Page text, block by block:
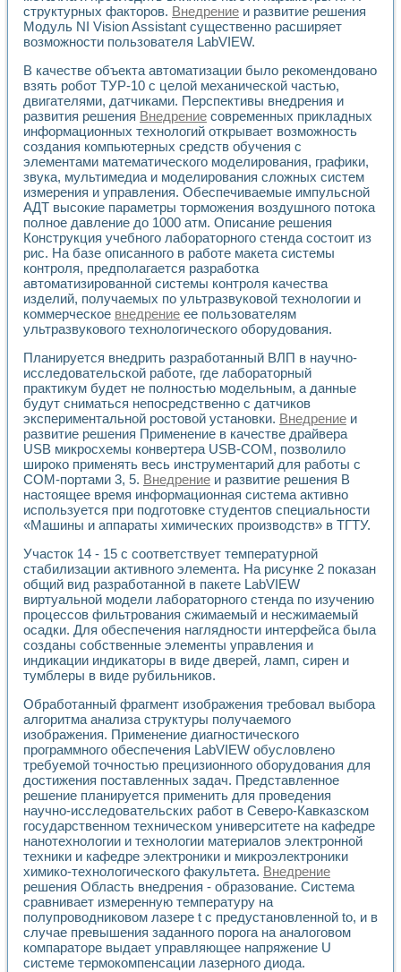
Применение LabVIEW для исследования течения в
Создание виртуальной работы «Изучение магнитных
Обратный маятник
Лабораторный практикум: изучение адиабатического
Стенд для исследования электрических переходных
Система статистической обработки результатов
Автоматизация лазерно-плазменных измерений с
Модельно-измерительный комплекс. Назначение. Состав.
Использование технологий NATIONAL INSTRUMENTS
Учебный практикум "Спектральный и корреляционный
Учебный стенд для исследования принципа действия
Оборудование и программное обеспечение учебных
Виртуальный лабораторный практикум для изучения
Управление роботом ТУР-10 средствами LabVIEW
Аппаратно-программный комплекс для исследования
Автоматизированный дистанционный лабораторный
Исследование возможности реставрации одномерных
Использование технологий NATIONAL INSTRUMENTS в
Разработка модификаций алгоритма полигармонической
Учебный стенд для исследования принципа действия
Виртуальная система поддержки принимаемых решений в
Преемственность дисциплин «Моделирование систем» и
Универсальный стенд для исследования электрических
Лабораторные практикумы по информационно-
Виртуальный измеритель частотных характеристик на
Лабораторный практикум по основам теории Коммутации
Разработка виртуальной лабораторной работы
Виртуальные практикумы по электротехнике в среде
Из опыта внедрения в рамках национального проекта
Исследование эффективности решателей
Проблемы повышения качества образования и
Развитие LabVIEW лабораторного практикума по
Разработка виртуальной лаборатории по электротехнике
Усовершенствованные алгоритмы частотного анализа
Об опыте работы учебного центра «Технологии
Технологии NI в магистерской программе «Прикладная
Система диагностики двигателей постоянного тока
Автоматизированный стенд формирования
Партнеры
Академические и отраслевые институты
Учебные заведения
Бизнес
Контакты
структурных факторов. Внедрение и развитие решения
Модуль NI Vision Assistant существенно расширяет
возможности пользователя LabVIEW.
В качестве объекта автоматизации было рекомендовано
взять робот ТУР-10 с целой механической частью,
двигателями, датчиками. Перспективы внедрения и
развития решения Внедрение современных прикладных
информационных технологий открывает возможность
создания компьютерных средств обучения с
элементами математического моделирования, графики,
звука, мультимедиа и моделирования сложных систем
измерения и управления. Обеспечиваемые импульсной
АДТ высокие параметры торможения воздушного потока
полное давление до 1000 атм. Описание решения
Конструкция учебного лабораторного стенда состоит из
рис. На базе описанного в работе макета системы
контроля, предполагается разработка
автоматизированной системы контроля качества
изделий, получаемых по ультразвуковой технологии и
коммерческое внедрение ее пользователям
ультразвукового технологического оборудования.
Планируется внедрить разработанный ВЛП в научно-
исследовательской работе, где лабораторный
практикум будет не полностью модельным, а данные
будут сниматься непосредственно с датчиков
экспериментальной ростовой установки. Внедрение и
развитие решения Применение в качестве драйвера
USB микросхемы конвертера USB-COM, позволило
широко применять весь инструментарий для работы с
СОМ-портами 3, 5. Внедрение и развитие решения В
настоящее время информационная система активно
используется при подготовке студентов специальности
«Машины и аппараты химических производств» в ТГТУ.
Участок 14 - 15 с соответствует температурной
стабилизации активного элемента. На рисунке 2 показан
общий вид разработанной в пакете LabVIEW
виртуальной модели лабораторного стенда по изучению
процессов фильтрования сжимаемый и несжимаемый
осадки. Для обеспечения наглядности интерфейса была
созданы собственные элементы управления и
индикации индикаторы в виде дверей, ламп, сирен и
тумблеры в виде рубильников.
Обработанный фрагмент изображения требовал выбора
алгоритма анализа структуры получаемого
изображения. Применение диагностического
программного обеспечения LabVIEW обусловлено
требуемой точностью прецизионного оборудования для
достижения поставленных задач. Представленное
решение планируется применить для проведения
научно-исследовательских работ в Северо-Кавказском
государственном техническом университете на кафедре
нанотехнологии и технологии материалов электронной
техники и кафедре электроники и микроэлектроники
химико-технологического факультета. Внедрение
решения Область внедрения - образование. Система
сравнивает измеренную температуру на
полупроводниковом лазере t с предустановленной to, и в
случае превышения заданного порога на аналоговом
компараторе выдает управляющее напряжение U
системе термокомпенсации лазерного диода.